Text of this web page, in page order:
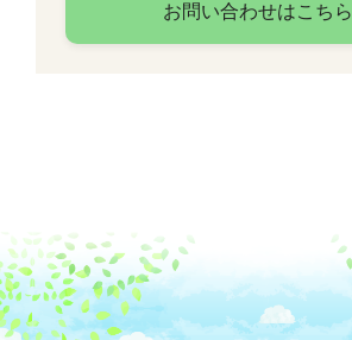
お問い合わせはこちら